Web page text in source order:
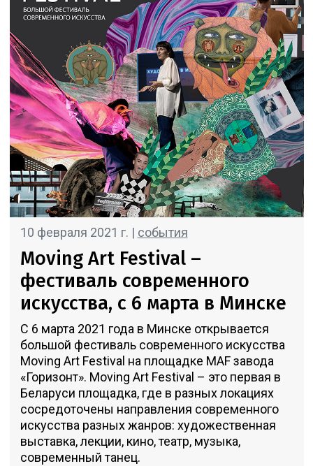
10 февраля 2021 г. | события
Moving Art Festival –
фестиваль современного
искусства, c 6 марта в Минске
С 6 марта 2021 года в Минске открывается
большой фестиваль современного искусства
Moving Art Festival на площадке MAF завода
«Горизонт». Moving Art Festival – это первая в
Беларуси площадка, где в разных локациях
сосредоточены направления современного
искусства разных жанров: художественная
выставка, лекции, кино, театр, музыка,
современный танец.